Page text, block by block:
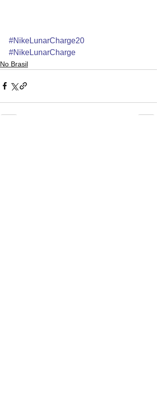
#NikeLunarCharge20
#NikeLunarCharge
No Brasil